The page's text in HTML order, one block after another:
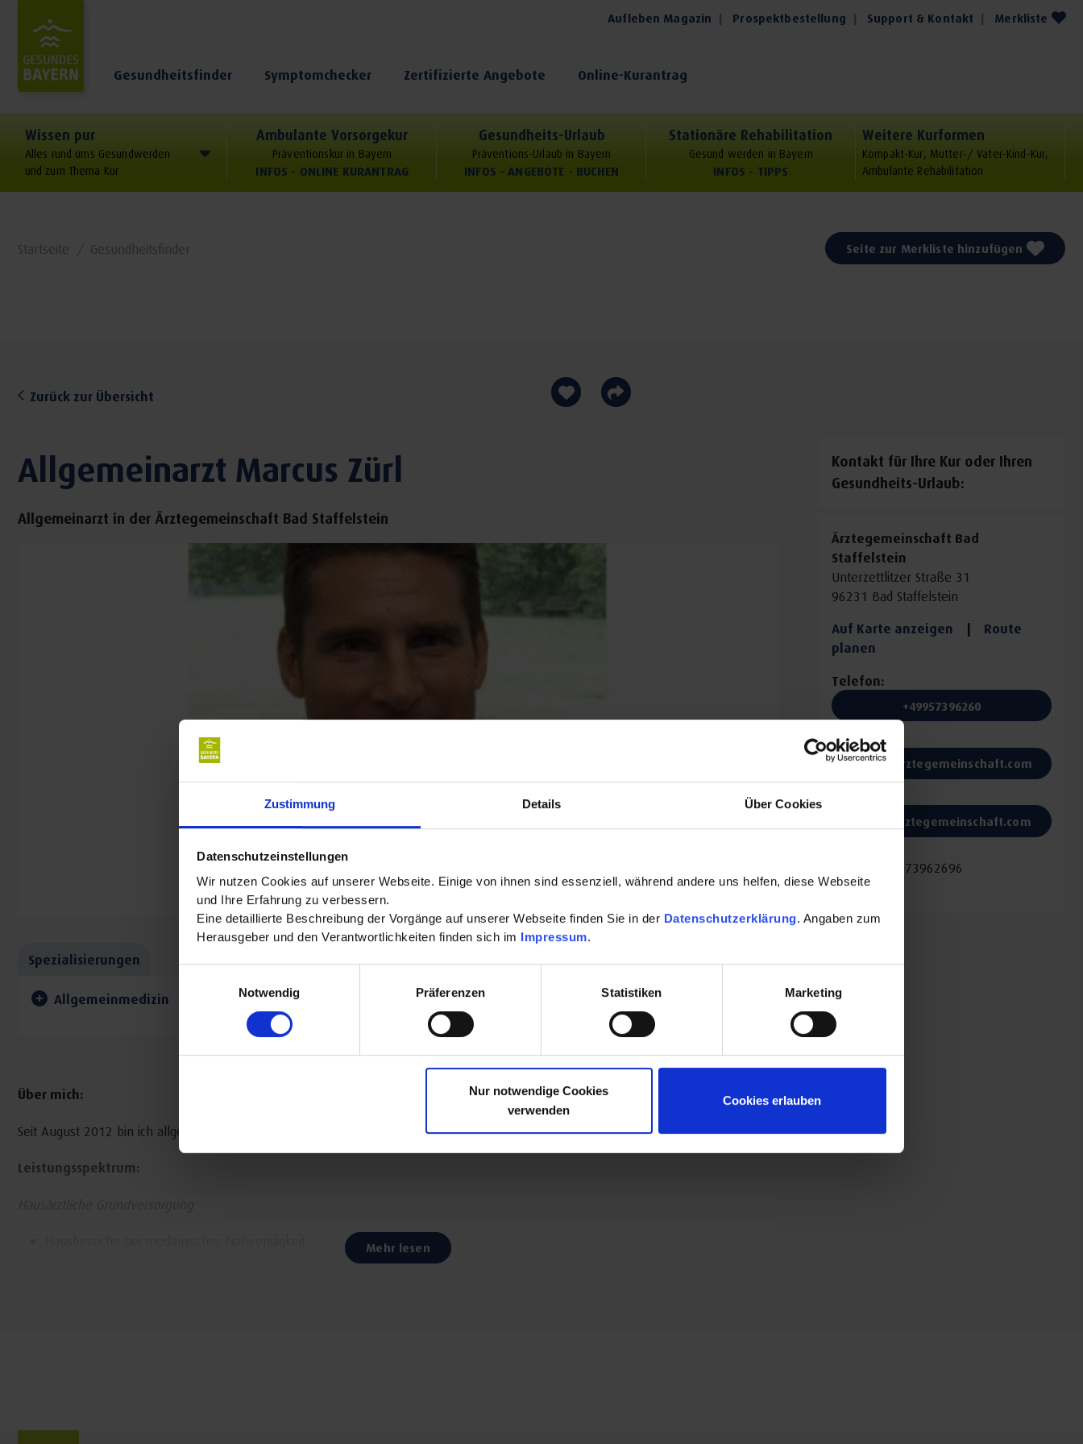
Zustimmung Details Über Cookies
Datenschutzeinstellungen
Wir nutzen Cookies auf unserer Webseite. Einige von ihnen sind essenziell, während andere uns helfen, diese Webseite
und Ihre Erfahrung zu verbessern.
Eine detaillierte Beschreibung der Vorgänge auf unserer Webseite finden Sie in der Datenschutzerklärung. Angaben zum
Herausgeber und den Verantwortlichkeiten finden sich im Impressum.
Notwendig
Präferenzen Statistiken Marketing
Nur notwendige Cookies
verwenden
Cookies erlauben
Aufleben Magazin Prospektbestellung Support & Kontakt Merkliste
Gesundheitsfinder Symptomchecker Zertifizierte Angebote Online-Kurantrag
Wissen pur
Alles rund ums Gesundwerden
und zum Thema Kur
Ambulante Vorsorgekur
Präventionskur in Bayern
INFOS - ONLINE KURANTRAG
Gesundheits-Urlaub
Präventions-Urlaub in Bayern
INFOS - ANGEBOTE - BUCHEN
Stationäre Rehabilitation
Gesund werden in Bayern
INFOS - TIPPS
Weitere Kurformen
Kompakt-Kur, Mutter-/ Vater-Kind-Kur,
Ambulante Rehabilitation
Startseite Gesundheitsfinder Seite zur Merkliste hinzufügen
Zurück zur Übersicht
Allgemeinarzt Marcus Zürl
Allgemeinarzt in der Ärztegemeinschaft Bad Staffelstein
Spezialisierungen
Allgemeinmedizin
Über mich:
Seit August 2012 bin ich allgemeinärztlich in der Ärztegemeinschaft Bad Staffelstein tätig.
Leistungsspektrum:
Mehr lesen
Kontakt für Ihre Kur oder Ihren
Gesundheits-Urlaub:
Ärztegemeinschaft Bad
Staffelstein
Unterzettlitzer Straße 31
96231 Bad Staffelstein
Auf Karte anzeigen |
Route
planen
Telefon:
+49957396260
E-Mail:
info@aerztegemeinschaft.com
www.aerztegemeinschaft.com
+499573962696